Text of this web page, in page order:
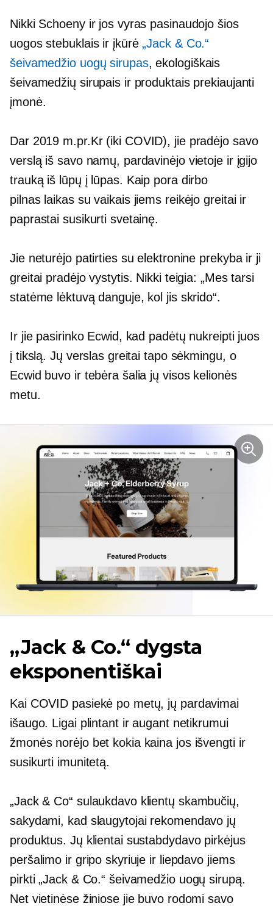
Nikki Schoeny ir jos vyras pasinaudojo šios
uogos stebuklais ir įkūrė„Jack & Co.“
šeivamedžio uogų sirupas, ekologiškais
šeivamedžių sirupais ir produktais prekiaujanti
įmonė.
Dar 2019 m.pr.Kr (iki COVID), jie pradėjo savo
verslą iš savo namų, pardavinėjo vietoje ir įgijo
trauką iš lūpų į lūpas. Kaip pora dirbo
pilnas laikassu vaikais jiems reikėjo greitai ir
paprastai susikurti svetainę.
Jie neturėjo patirties su elektronine prekyba ir ji
greitai pradėjo vystytis. Nikki teigia: „Mes tarsi
statėme lėktuvą danguje, kol jis skrido“.
Ir jie pasirinko Ecwid, kad padėtų nukreipti juos
į tikslą. Jų verslas greitai tapo sėkmingu, o
Ecwid buvo ir tebėra šalia jų visos kelionės
metu.
„Jack & Co.“ dygsta
eksponentiškai
Kai COVID pasiekė po metų, jų pardavimai
išaugo. Ligai plintant ir augant netikrumui
žmonės norėjo bet kokia kaina jos išvengti ir
susikurti imunitetą.
„Jack & Co“ sulaukdavo klientų skambučių,
sakydami, kad slaugytojai rekomendavo jų
produktus. Jų klientai sustabdydavo pirkėjus
peršalimo ir gripo skyriuje ir liepdavo jiems
pirkti „Jack & Co.“ šeivamedžio uogų sirupą.
Net vietinėse žiniose jie buvo rodomi savo